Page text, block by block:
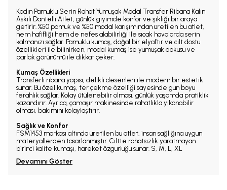
Kadın Pamuklu Serin Rahat Yumuşak Modal Transfer Ribana Kalın
Askılı Dantelli Atlet, günlük giyimde konfor ve şıklığı bir araya
getirir. %50 pamuk ve %50 modal karışımından üretilen bu atlet,
hem hafifliği hem de nefes alabilirliği ile sıcak havalarda serin
kalmanızı sağlar. Pamuklu kumaş, doğal bir elyaftır ve cilt dostu
özellikleri ile bilinirken, modal kumaş ise yumuşak dokusu ve
parlak görünümü ile dikkat çeker.
Kumaş Özellikleri
Transferli ribana yapısı, delikli desenleri ile modern bir estetik
sunar. Bu özel kumaş, ter çekme özelliği sayesinde gün boyu
ferahlık sağlar. Kolay ütülenebilir olması, günlük yaşamda pratiklik
kazandırır. Ayrıca, çamaşır makinesinde rahatlıkla yıkanabilir
olması, bakımını kolaylaştırır.
Sağlık ve Konfor
FSM1453 markası altında üretilen bu atlet, insan sağlığına uygun
materyallerden tasarlanmıştır. Ciltte rahatsızlık yaratmayan
birinci kalite kumaşı, hareket özgürlüğü sunar. S, M, L, XL
Devamını Göster